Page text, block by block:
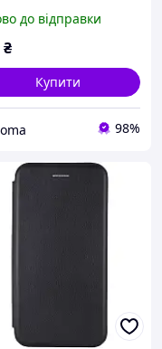
г23 бордова
до відправки
₴
Купити
98%